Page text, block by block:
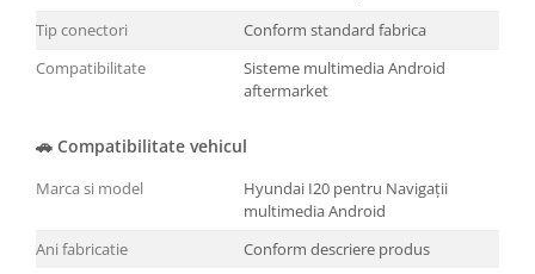
Tip conectori
Conform standard fabrica
Compatibilitate
Sisteme multimedia Android
aftermarket
🚗 Compatibilitate vehicul
Marca si model
Hyundai I20 pentru Navigații
multimedia Android
Ani fabricatie
Conform descriere produs